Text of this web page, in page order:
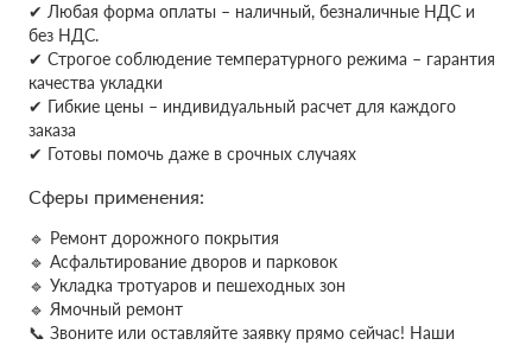
✔ Любая форма оплаты – наличный, безналичные НДС и
без НДС.
✔ Строгое соблюдение температурного режима – гарантия
качества укладки
✔ Гибкие цены – индивидуальный расчет для каждого
заказа
✔ Готовы помочь даже в срочных случаях
Сферы применения:
🔹 Ремонт дорожного покрытия
🔹 Асфальтирование дворов и парковок
🔹 Укладка тротуаров и пешеходных зон
🔹 Ямочный ремонт
📞 Звоните или оставляйте заявку прямо сейчас! Наши